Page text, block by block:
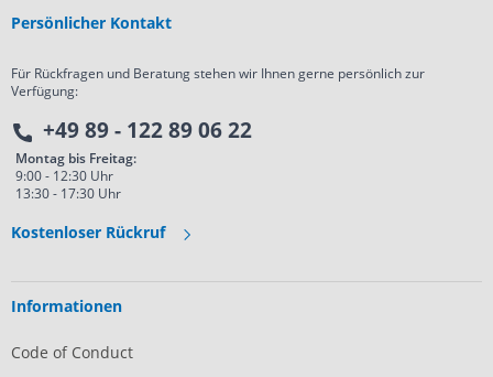
Persönlicher Kontakt
Für Rückfragen und Beratung stehen wir Ihnen gerne persönlich zur
Verfügung:
+49 89 - 122 89 06 22
Montag bis Freitag:
9:00 - 12:30 Uhr
13:30 - 17:30 Uhr
Kostenloser Rückruf
Informationen
Code of Conduct